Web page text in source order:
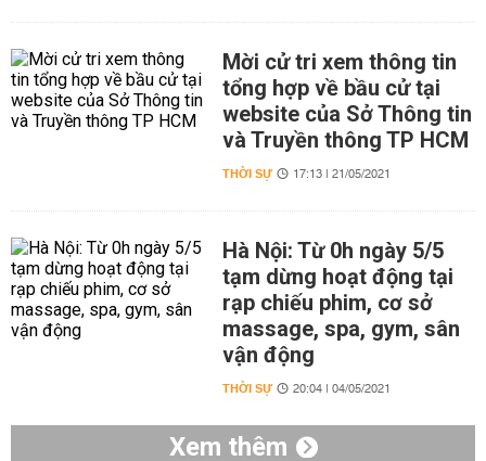
Mời cử tri xem thông tin
tổng hợp về bầu cử tại
website của Sở Thông tin
và Truyền thông TP HCM
THỜI SỰ 17:13 | 21/05/2021
Hà Nội: Từ 0h ngày 5/5
tạm dừng hoạt động tại
rạp chiếu phim, cơ sở
massage, spa, gym, sân
vận động
THỜI SỰ 20:04 | 04/05/2021
Xem thêm